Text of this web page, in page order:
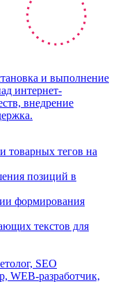
и выполнение
интернет-
внедрение
товарных тегов на
позиций в
формирования
текстов для
SEO
WEB-разработчик,